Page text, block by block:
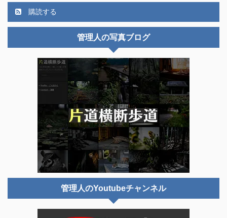
購読する
管理人の写真ブログ
管理人のYoutubeチャンネル